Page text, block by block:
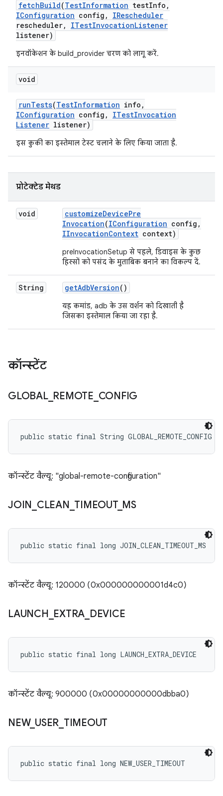
fetchBuild(TestInformation testInfo ,
IConfiguration config ,
IRescheduler
rescheduler, ITestInvocationListener
listener)
इनवॉकेशन के build_provider चरण को लागू करें.
void
runTests(TestInformation info ,
IConfiguration config , ITestInvocation
Listener listener)
इस कुकी का इस्तेमाल टेस्ट चलाने के लिए किया जाता है.
प्रोटेक्टेड मेथड
void customizeDevicePre
Invocation(IConfiguration config ,
IInvocationContext context)
preInvocationSetup से पहले, डिवाइस के कुछ
हिस्सों को पसंद के मुताबिक बनाने का विकल्प दें.
String getAdbVersion()
यह कमांड, adb के उस वर्शन को दिखाती है
जिसका इस्तेमाल किया जा रहा है.
कॉन्स्टेंट
GLOBAL_ REMOTE CONFIG
public static final String GLOBAL_REMOTE_CONFIG
कॉन्स्टेंट वैल्यू: "global-remote-configuration"
JOIN CLEAN TIMEOUT_ MS
public static final long JOIN_CLEAN_TIMEOUT_MS
कॉन्स्टेंट वैल्यू: 120000 (0x000000000001d4c0)
LAUNCH EXTRA DEVICE
public static final long LAUNCH_EXTRA_DEVICE
कॉन्स्टेंट वैल्यू: 900000 (0x00000000000dbba0)
NEW_ USER TIMEOUT
public static final long NEW_USER_TIMEOUT